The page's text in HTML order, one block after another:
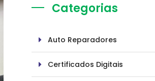
Categorias
Auto Reparadores
Certificados Digitais